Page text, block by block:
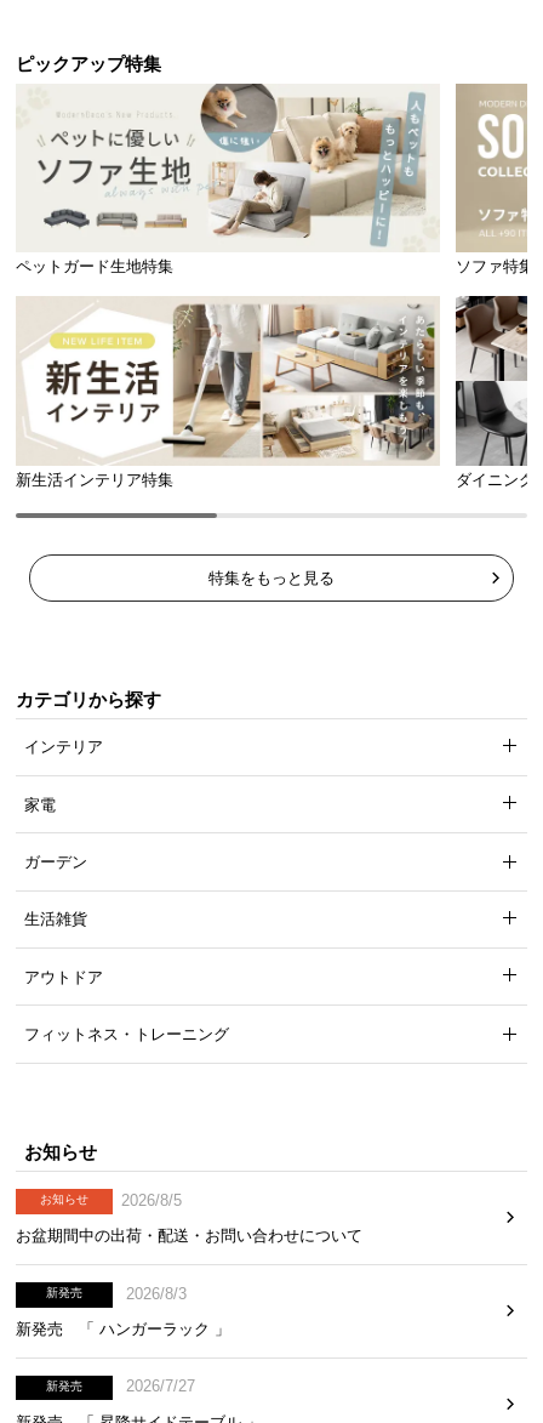
ピックアップ特集
ペットガード生地特集 ソファ特集
新生活インテリア特集 ダイニング
特集をもっと見る
カテゴリから探す
インテリア
家電
ガーデン
生活雑貨
アウトドア
フィットネス・トレーニング
お知らせ
お知らせ
2026/8/5
お盆期間中の出荷・配送・お問い合わせについて
新発売
2026/8/3
新発売 「 ハンガーラック 」
新発売
2026/7/27